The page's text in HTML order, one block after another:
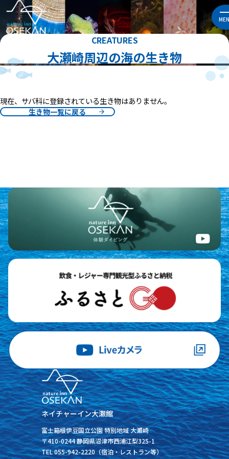
CREATURES
大瀬崎周辺の海の生き物
現在、サバ科に登録されている生き物はありません。
生き物一覧に戻る
ネイチャーイン大瀬館
富士箱根伊豆国立公園 特別地域 大瀬崎
〒410-0244 静岡県沼津市西浦江梨325-1
TEL 055-942-2220（宿泊・レストラン等）